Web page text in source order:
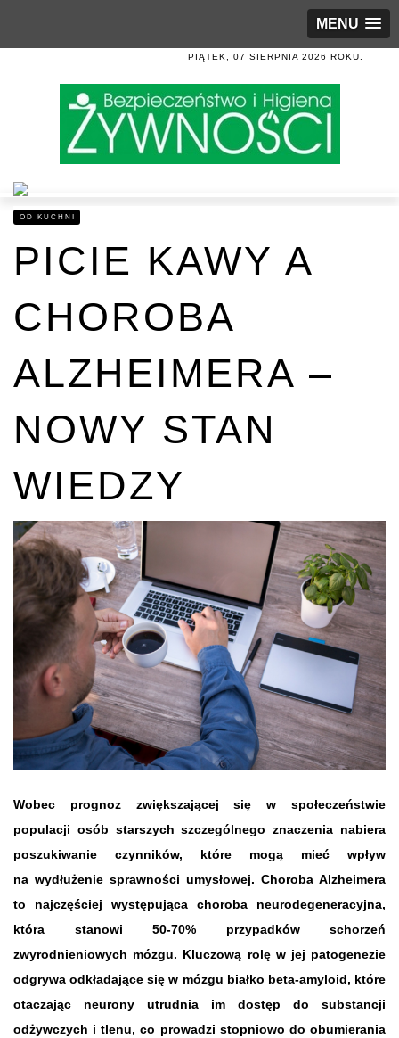
MENU
PIĄTEK, 07 SIERPNIA 2026 ROKU.
OD KUCHNI
PICIE KAWY A
CHOROBA
ALZHEIMERA –
NOWY STAN
WIEDZY
Wobec prognoz zwiększającej się w społeczeństwie
populacji osób starszych szczególnego znaczenia nabiera
poszukiwanie czynników, które mogą mieć wpływ
na wydłużenie sprawności umysłowej. Choroba Alzheimera
to najczęściej występująca choroba neurodegeneracyjna,
która stanowi 50-70% przypadków schorzeń
zwyrodnieniowych mózgu. Kluczową rolę w jej patogenezie
odgrywa odkładające się w mózgu białko beta-amyloid, które
otaczając neurony utrudnia im dostęp do substancji
odżywczych i tlenu, co prowadzi stopniowo do obumierania